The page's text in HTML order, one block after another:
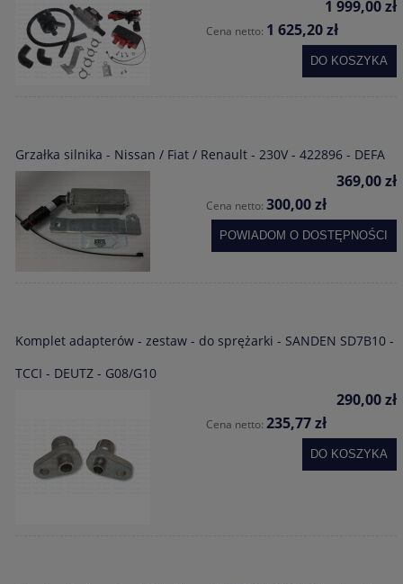
1 999,00 zł
Cena netto: 1 625,20 zł
DO KOSZYKA
Grzałka silnika - Nissan / Fiat / Renault - 230V - 422896 - DEFA
369,00 zł
Cena netto: 300,00 zł
POWIADOM O DOSTĘPNOŚCI
Komplet adapterów - zestaw - do sprężarki - SANDEN SD7B10 -
TCCI - DEUTZ - G08/G10
290,00 zł
Cena netto: 235,77 zł
DO KOSZYKA